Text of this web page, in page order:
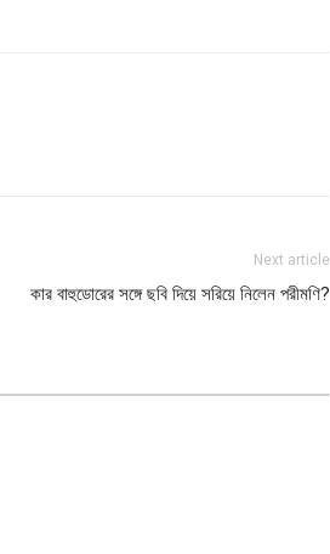
Next article
কার বাহুডোরের সঙ্গে ছবি দিয়ে সরিয়ে নিলেন পরীমণি?